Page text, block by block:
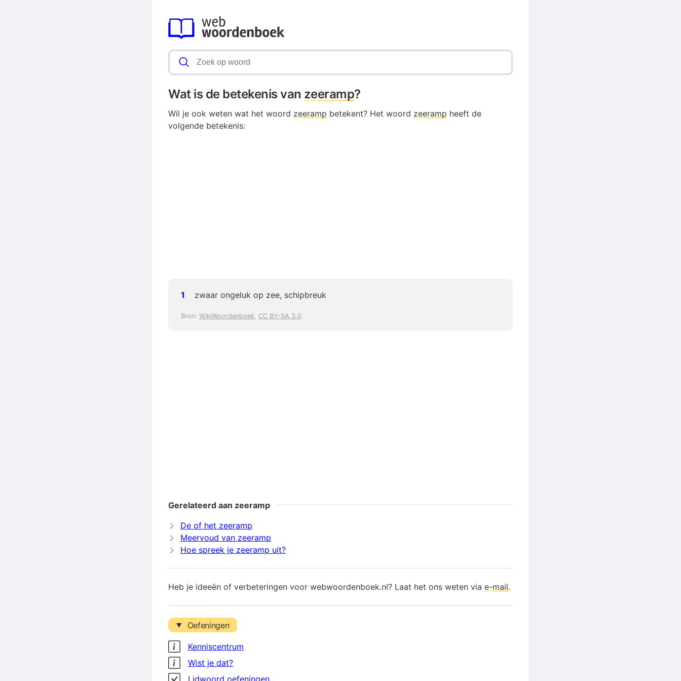
Wat is de betekenis van zeeramp?
Wil je ook weten wat het woord zeeramp betekent? Het woord zeeramp heeft de
volgende betekenis:
zwaar ongeluk op zee, schipbreuk
Bron: WikiWoordenboek, CC BY-SA 3.0.
Gerelateerd aan zeeramp
De of het zeeramp
Meervoud van zeeramp
Hoe spreek je zeeramp uit?
Heb je ideeën of verbeteringen voor webwoordenboek.nl? Laat het ons weten via e-mail.
Oefeningen
Kenniscentrum
Wist je dat?
Lidwoord oefeningen